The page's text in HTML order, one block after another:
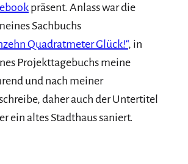
präsent. Anlass war die
Sachbuchs
Quadratmeter Glück!“, in
Projekttagebuchs meine
und nach meiner
daher auch der Untertitel
ein altes Stadthaus saniert.